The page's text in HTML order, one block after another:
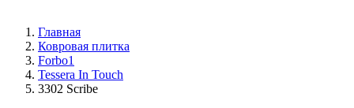
Главная
Ковровая плитка
Forbo1
Tessera In Touch
3302 Scribe